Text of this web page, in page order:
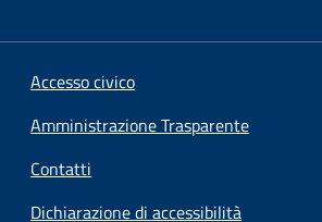
Accesso civico
Amministrazione Trasparente
Contatti
Dichiarazione di accessibilità